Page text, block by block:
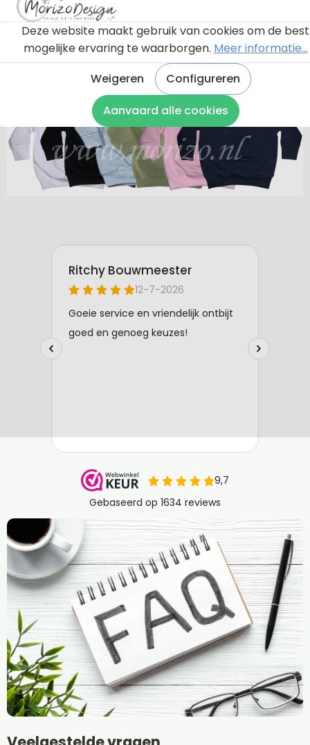
De sweaters kunnen wij in de volgende maten uit
voorraad leveren: 56, 62, 68, 74, 80, 86, 92, 98 en 104.
De sweaters zijn van 100% katoen gemaakt.
Deze website maakt gebruik van cookies om de best
mogelijke ervaring te waarborgen. Meer informatie...
Weigeren
Configureren
Aanvaard alle cookies